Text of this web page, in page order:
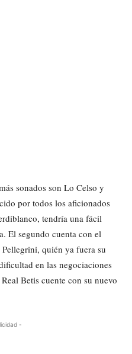
sonados son Lo Celso y
por todos los aficionados
tendría una fácil
El segundo cuenta con el
quién ya fuera su
en las negociaciones
Betis cuente con su nuevo
-